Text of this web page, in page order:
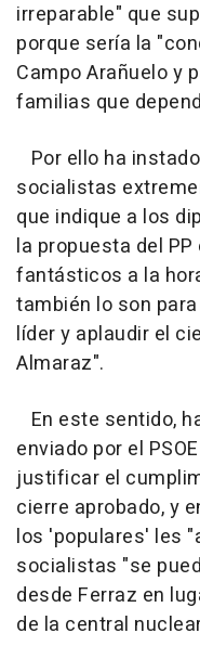
irreparable" que
porque sería la
Campo Arañuelo y
familias que
Por ello ha
socialistas
que indique a los
la propuesta del
fantásticos a la
también lo son
líder y aplaudir el
Almaraz".
En este sentido,
enviado por el
justificar el
cierre aprobado, y
los 'populares' les
socialistas "se
desde Ferraz en
de la central